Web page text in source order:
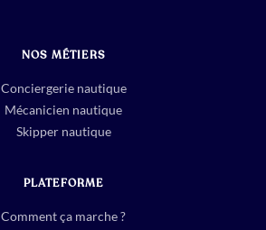
NOS MÉTIERS
Conciergerie nautique
Mécanicien nautique
Skipper nautique
PLATEFORME
Comment ça marche ?